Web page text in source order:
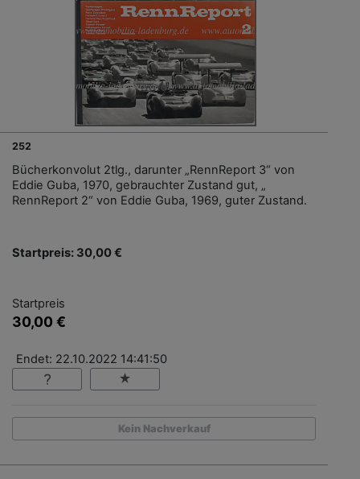
252
Bücherkonvolut 2tlg., darunter „RennReport 3“ von
Eddie Guba, 1970, gebrauchter Zustand gut, „
RennReport 2“ von Eddie Guba, 1969, guter Zustand.
Startpreis: 30,00 €
Startpreis
30,00 €
Endet: 22.10.2022 14:41:50
Kein Nachverkauf